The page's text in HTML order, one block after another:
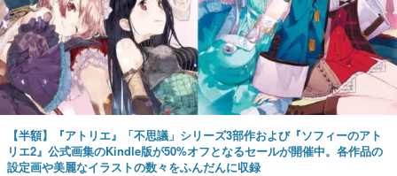
【半額】『アトリエ』「不思議」シリーズ3部作および『ソフィーのアト
リエ2』公式画集のKindle版が50%オフとなるセールが開催中。各作品の
設定画や美麗なイラストの数々をふんだんに収録